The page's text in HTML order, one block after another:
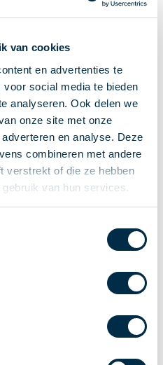
van cookies
en advertenties te
social media te bieden
analyseren. Ook delen we
onze site met onze
en analyse. Deze
combineren met andere
verstrekt of die ze hebben
van hun services.
en diensten